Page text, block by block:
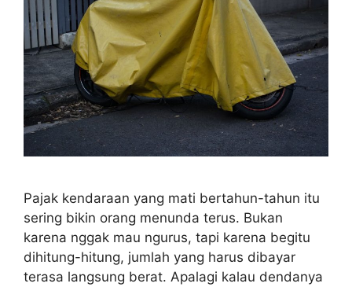
Pajak kendaraan yang mati bertahun-tahun itu
sering bikin orang menunda terus. Bukan
karena nggak mau ngurus, tapi karena begitu
dihitung-hitung, jumlah yang harus dibayar
terasa langsung berat. Apalagi kalau dendanya